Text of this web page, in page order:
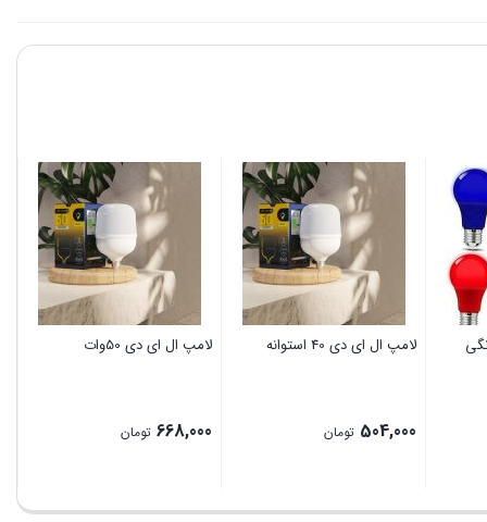
رنگی
لامپ ال ای دی 40 استوانه
504,000 تومان
لامپ ال ای دی 50وات
668,000 تومان